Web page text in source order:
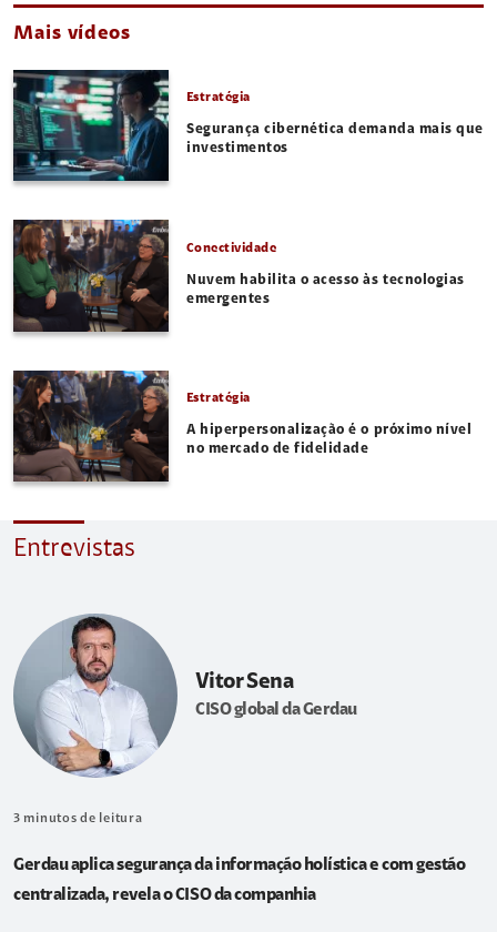
Mais vídeos
Estratégia
Segurança cibernética demanda mais que
investimentos
Conectividade
Nuvem habilita o acesso às tecnologias
emergentes
Estratégia
A hiperpersonalização é o próximo nível
no mercado de fidelidade
Entrevistas
Vitor Sena
CISO global da Gerdau
3 minutos de leitura
Gerdau aplica segurança da informação holística e com gestão
centralizada, revela o CISO da companhia